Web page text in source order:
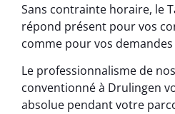
Sans contrainte horaire, le
répond présent pour vos
comme pour vos
Le professionnalisme de
conventionné à Drulingen
absolue pendant votre